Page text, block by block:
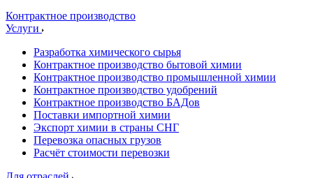
Контрактное производство
Услуги
Разработка химического сырья
Контрактное производство бытовой химии
Контрактное производство промышленной химии
Контрактное производство удобрений
Контрактное производство БАДов
Поставки импортной химии
Экспорт химии в страны СНГ
Перевозка опасных грузов
Расчёт стоимости перевозки